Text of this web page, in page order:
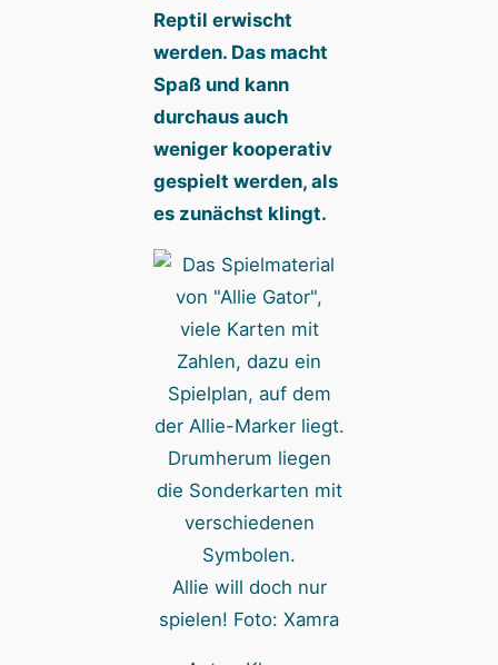
Reptil erwischt
werden. Das macht
Spaß und kann
durchaus auch
weniger kooperativ
gespielt werden, als
es zunächst klingt.
Allie will doch nur
spielen! Foto: Xamra